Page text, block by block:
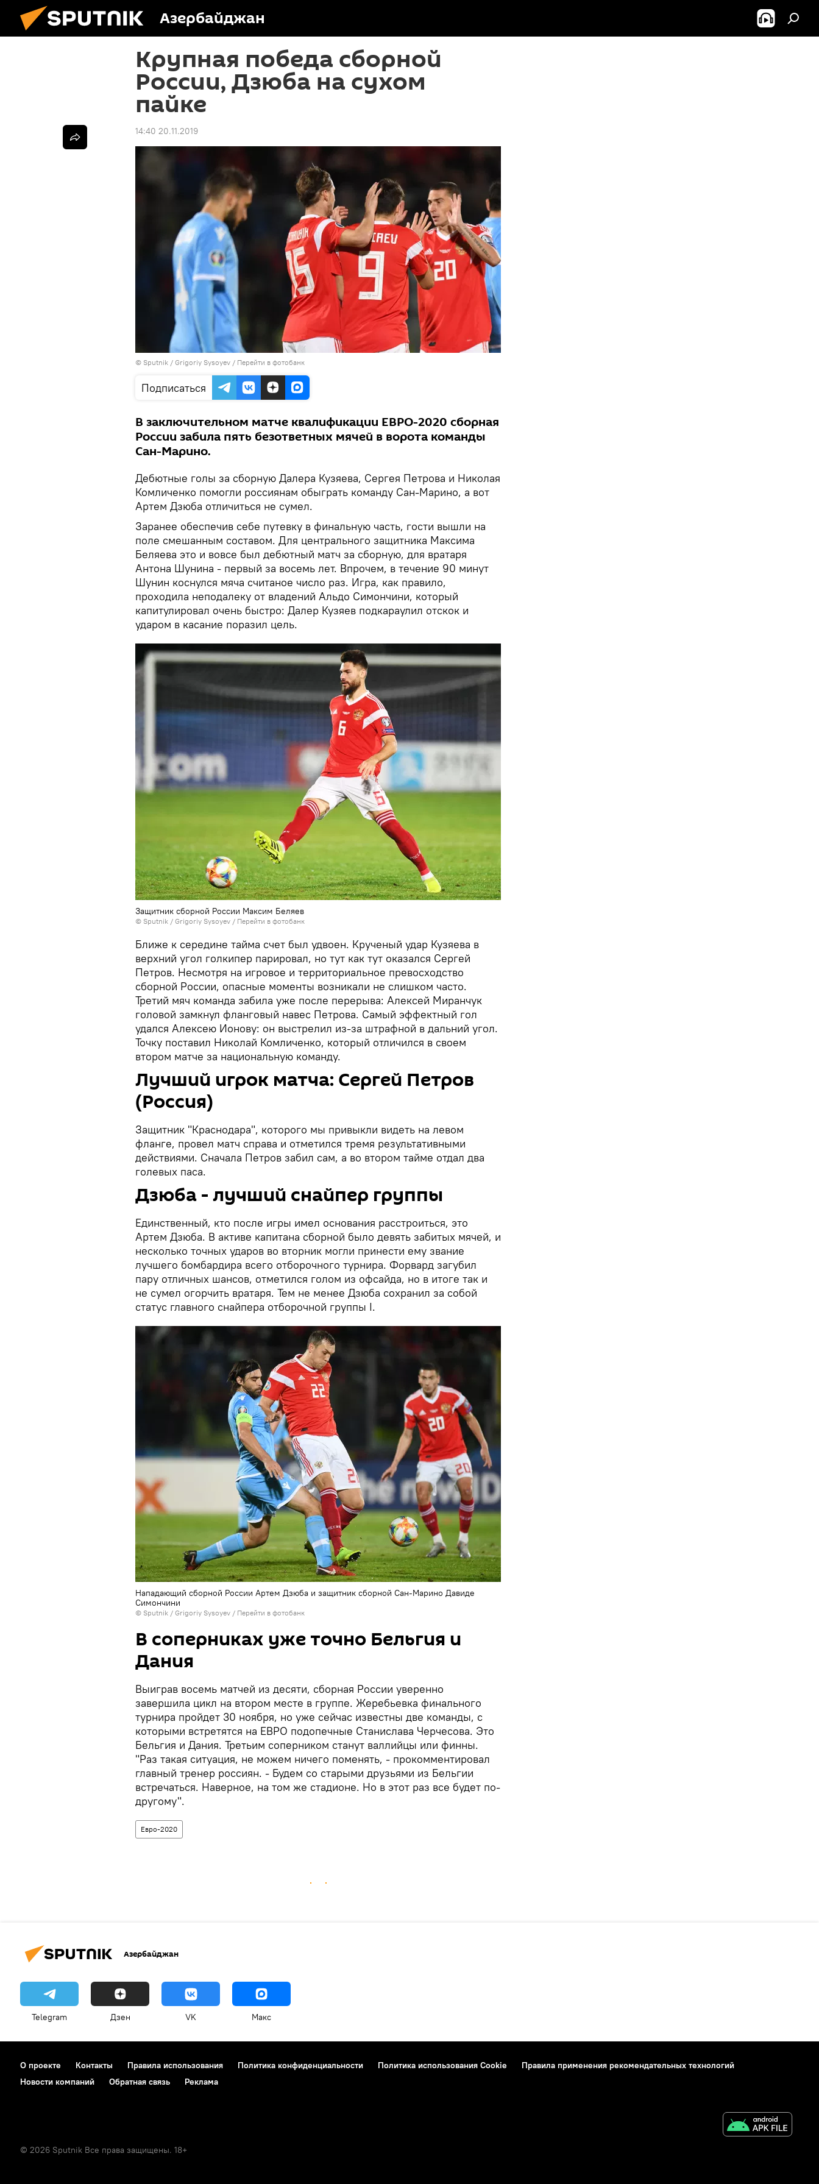
Азербайджан
Крупная победа сборной
России, Дзюба на сухом
пайке
14:40 20.11.2019
© Sputnik / Grigoriy Sysoyev / Перейти в фотобанк
Подписаться
В заключительном матче квалификации ЕВРО-2020 сборная
России забила пять безответных мячей в ворота команды
Сан-Марино.
Дебютные голы за сборную Далера Кузяева, Сергея Петрова и Николая
Комличенко помогли россиянам обыграть команду Сан-Марино, а вот
Артем Дзюба отличиться не сумел.
Заранее обеспечив себе путевку в финальную часть, гости вышли на
поле смешанным составом. Для центрального защитника Максима
Беляева это и вовсе был дебютный матч за сборную, для вратаря
Антона Шунина - первый за восемь лет. Впрочем, в течение 90 минут
Шунин коснулся мяча считаное число раз. Игра, как правило,
проходила неподалеку от владений Альдо Симончини, который
капитулировал очень быстро: Далер Кузяев подкараулил отскок и
ударом в касание поразил цель.
Защитник сборной России Максим Беляев
© Sputnik / Grigoriy Sysoyev / Перейти в фотобанк
Ближе к середине тайма счет был удвоен. Крученый удар Кузяева в
верхний угол голкипер парировал, но тут как тут оказался Сергей
Петров. Несмотря на игровое и территориальное превосходство
сборной России, опасные моменты возникали не слишком часто.
Третий мяч команда забила уже после перерыва: Алексей Миранчук
головой замкнул фланговый навес Петрова. Самый эффектный гол
удался Алексею Ионову: он выстрелил из-за штрафной в дальний угол.
Точку поставил Николай Комличенко, который отличился в своем
втором матче за национальную команду.
Лучший игрок матча: Сергей Петров
(Россия)
Защитник "Краснодара", которого мы привыкли видеть на левом
фланге, провел матч справа и отметился тремя результативными
действиями. Сначала Петров забил сам, а во втором тайме отдал два
голевых паса.
Дзюба - лучший снайпер группы
Единственный, кто после игры имел основания расстроиться, это
Артем Дзюба. В активе капитана сборной было девять забитых мячей, и
несколько точных ударов во вторник могли принести ему звание
лучшего бомбардира всего отборочного турнира. Форвард загубил
пару отличных шансов, отметился голом из офсайда, но в итоге так и
не сумел огорчить вратаря. Тем не менее Дзюба сохранил за собой
статус главного снайпера отборочной группы I.
Нападающий сборной России Артем Дзюба и защитник сборной Сан-Марино Давиде
Симончини
© Sputnik / Grigoriy Sysoyev / Перейти в фотобанк
В соперниках уже точно Бельгия и
Дания
Выиграв восемь матчей из десяти, сборная России уверенно
завершила цикл на втором месте в группе. Жеребьевка финального
турнира пройдет 30 ноября, но уже сейчас известны две команды, с
которыми встретятся на ЕВРО подопечные Станислава Черчесова. Это
Бельгия и Дания. Третьим соперником станут валлийцы или финны.
"Раз такая ситуация, не можем ничего поменять, - прокомментировал
главный тренер россиян. - Будем со старыми друзьями из Бельгии
встречаться. Наверное, на том же стадионе. Но в этот раз все будет по-
другому".
Евро-2020
Азербайджан
Telegram Дзен VK Макс
О проекте Контакты Правила использования Политика конфиденциальности Политика использования Cookie
Правила применения рекомендательных технологий
Новости компаний
Обратная связь Реклама
© 2026 Sputnik Все права защищены. 18+